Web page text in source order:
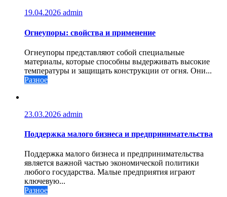
19.04.2026 admin
Огнеупоры: свойства и применение
Огнеупоры представляют собой специальные
материалы, которые способны выдерживать высокие
температуры и защищать конструкции от огня. Они...
Разное
23.03.2026 admin
Поддержка малого бизнеса и предпринимательства
Поддержка малого бизнеса и предпринимательства
является важной частью экономической политики
любого государства. Малые предприятия играют
ключевую...
Разное